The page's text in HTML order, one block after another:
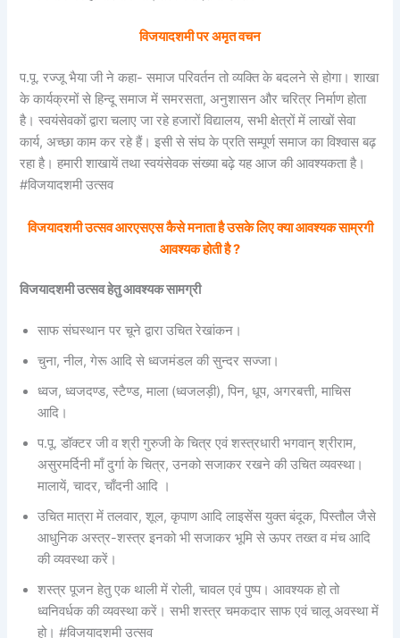
विजयादशमी पर अमृत वचन
प.पू. रज्जू भैया जी ने कहा- समाज परिवर्तन तो व्यक्ति के बदलने से होगा। शाखा
के कार्यक्रमों से हिन्दू समाज में समरसता, अनुशासन और चरित्र निर्माण होता
है। स्वयंसेवकों द्वारा चलाए जा रहे हजारों विद्यालय, सभी क्षेत्रों में लाखों सेवा
कार्य, अच्छा काम कर रहे हैं। इसी से संघ के प्रति सम्पूर्ण समाज का विश्वास बढ़
रहा है। हमारी शाखायें तथा स्वयंसेवक संख्या बढ़े यह आज की आवश्यकता है।
#विजयादशमी उत्सव
विजयादशमी उत्सव आरएसएस कैसे मनाता है उसके लिए क्या आवश्यक साम्रगी
आवश्यक होती है ?
विजयादशमी उत्सव हेतु आवश्यक सामग्री
साफ संघस्थान पर चूने द्वारा उचित रेखांकन।
चुना, नील, गेरू आदि से ध्वजमंडल की सुन्दर सज्जा।
ध्वज, ध्वजदण्ड, स्टैण्ड, माला (ध्वजलड़ी), पिन, धूप, अगरबत्ती, माचिस
आदि।
प.पू. डॉक्टर जी व श्री गुरुजी के चित्र एवं शस्त्रधारी भगवान् श्रीराम,
असुरमर्दिनी माँ दुर्गा के चित्र, उनको सजाकर रखने की उचित व्यवस्था।
मालायें, चादर, चाँदनी आदि ।
उचित मात्रा में तलवार, शूल, कृपाण आदि लाइसेंस युक्त बंदूक, पिस्तौल जैसे
आधुनिक अस्त्र-शस्त्र इनको भी सजाकर भूमि से ऊपर तख्त व मंच आदि
की व्यवस्था करें।
शस्त्र पूजन हेतु एक थाली में रोली, चावल एवं पुष्प। आवश्यक हो तो
ध्वनिवर्धक की व्यवस्था करें। सभी शस्त्र चमकदार साफ एवं चालू अवस्था में
हो। #विजयादशमी उत्सव